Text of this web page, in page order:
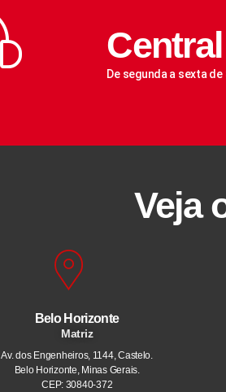
De segunda a sexta de
Veja
Belo Horizonte
Matriz
Av. dos Engenheiros, 1144, Castelo.
Belo Horizonte, Minas Gerais.
CEP: 30840-372